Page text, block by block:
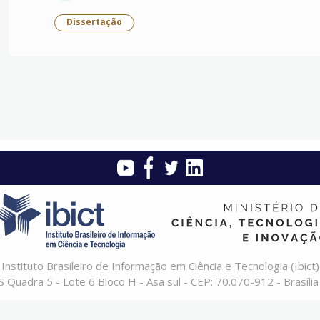
Dissertação
Instituto Brasileiro de Informação em Ciência e Tecnologia (Ibict)
Quadra 5 - Lote 6 Bloco H - Asa sul - CEP: 70.070-912 -